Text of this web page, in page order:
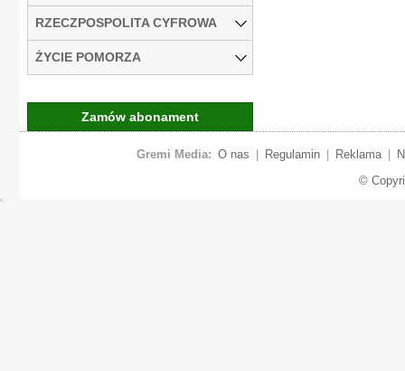
RZECZPOSPOLITA CYFROWA
ŻYCIE POMORZA
Zamów abonament
Gremi Media: O nas Regulamin Reklama
©